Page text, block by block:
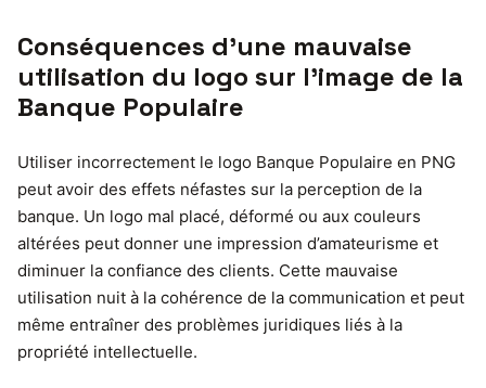
Conséquences d’une mauvaise
utilisation du logo sur l’image de la
Banque Populaire
Utiliser incorrectement le logo Banque Populaire en PNG
peut avoir des effets néfastes sur la perception de la
banque. Un logo mal placé, déformé ou aux couleurs
altérées peut donner une impression d’amateurisme et
diminuer la confiance des clients. Cette mauvaise
utilisation nuit à la cohérence de la communication et peut
même entraîner des problèmes juridiques liés à la
propriété intellectuelle.